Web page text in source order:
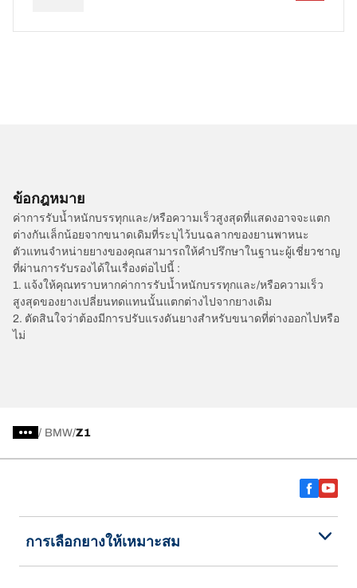
ข้อกฎหมาย
ค่าการรับน้ำหนักบรรทุกและ/หรือความเร็วสูงสุดที่แสดงอาจจะแตก
ต่างกันเล็กน้อยจากขนาดเดิมที่ระบุไว้บนฉลากของยานพาหนะ
ตัวแทนจำหน่ายยางของคุณสามารถให้คำปรึกษาในฐานะผู้เชี่ยวชาญ
ที่ผ่านการรับรองได้ในเรื่องต่อไปนี้ :
1. แจ้งให้คุณทราบหากค่าการรับน้ำหนักบรรทุกและ/หรือความเร็ว
สูงสุดของยางเปลี่ยนทดแทนนั้นแตกต่างไปจากยางเดิม
2. ตัดสินใจว่าต้องมีการปรับแรงดันยางสำหรับขนาดที่ต่างออกไปหรือ
ไม่
/ BMW Z1
การเลือกยางให้เหมาะสม